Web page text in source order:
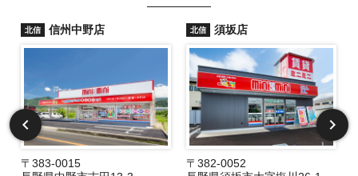
北信 信州中野店
〒383-0015
北信 須坂店
〒382-0052